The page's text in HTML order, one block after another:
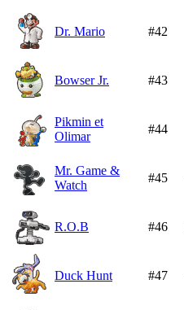
Dr. Mario #42
Bowser Jr. #43
Pikmin et
Olimar
#44
Mr. Game &
Watch
#45
R.O.B #46
Duck Hunt #47